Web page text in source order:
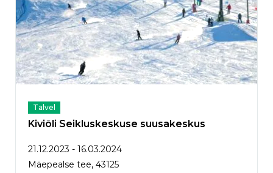
Talvel
Kiviõli Seikluskeskuse suusakeskus
21.12.2023 - 16.03.2024
Mäepealse tee, 43125